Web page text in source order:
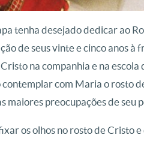
tenha desejado dedicar ao
de seus vinte e cinco anos à
na companhia e na
contemplar com Maria o rosto
maiores preocupações de seu
os olhos no rosto de Cristo